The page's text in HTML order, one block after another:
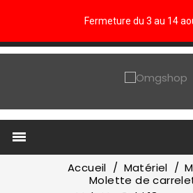
Fermeture du 3 au 14

Accueil Matériel
Molette de